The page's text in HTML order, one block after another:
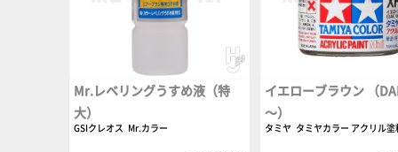
Mr.レベリングうすめ液（特
大）
GSIクレオス Mr.カラー
イエローブラウン （
～）
タミヤ タミヤカラー アクリル塗